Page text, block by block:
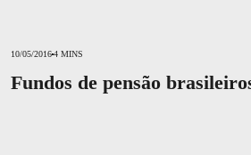
10/05/20164 MINS
Fundos de pensão